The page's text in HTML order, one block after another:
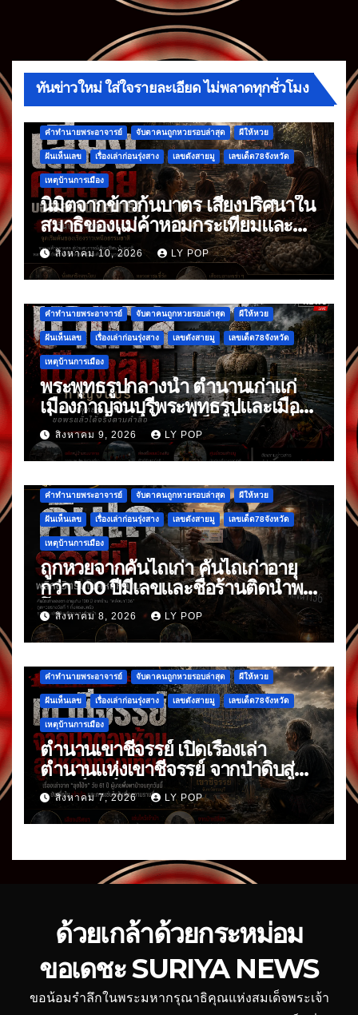
ทันข่าวใหม่ ใส่ใจรายละเอียด ไม่พลาดทุกชั่วโมง
คำทำนายพระอาจารย์ จับตาคนถูกหวยรอบล่าสุด ผีให้หวย
ฝันเห็นเลข เรื่องเล่าก่อนรุ่งสาง เลขดังสายมู เลขเด็ด78จังหวัด
เหตุบ้านการเมือง
นิมิตจากข้าวก้นบาตร เสียงปริศนาใน
สมาธิของแม่ค้าหอมกระเทียมและ
พริกแห้ง ที่มาหลังจากข้าวก้นบาตร
มื้อแรก
สิงหาคม 10, 2026 LY POP
คำทำนายพระอาจารย์ จับตาคนถูกหวยรอบล่าสุด ผีให้หวย
ฝันเห็นเลข เรื่องเล่าก่อนรุ่งสาง เลขดังสายมู เลขเด็ด78จังหวัด
เหตุบ้านการเมือง
พระพุทธรูปกลางน้ำ ตำนานเก่าแก่
เมืองกาญจนบุรีพระพุทธรูปและเมือง
ที่จมหายกลางน้ำ อันเป็นเรื่องเล่าที่สืบ
ต่อกันมา
สิงหาคม 9, 2026 LY POP
คำทำนายพระอาจารย์ จับตาคนถูกหวยรอบล่าสุด ผีให้หวย
ฝันเห็นเลข เรื่องเล่าก่อนรุ่งสาง เลขดังสายมู เลขเด็ด78จังหวัด
เหตุบ้านการเมือง
ถูกหวยจากคันไถเก่า คันไถเก่าอายุ
กว่า 100 ปีมีเลขและชื่อร้านติดนำพา
โชคสิงหาคม 8, 2026 LY POP
คำทำนายพระอาจารย์ จับตาคนถูกหวยรอบล่าสุด ผีให้หวย
ฝันเห็นเลข เรื่องเล่าก่อนรุ่งสาง เลขดังสายมู เลขเด็ด78จังหวัด
เหตุบ้านการเมือง
ตำนานเขาชีจรรย์ เปิดเรื่องเล่า
ตำนานแห่งเขาชีจรรย์ จากป่าดิบสู่
แลนด์มาร์กดัง
สิงหาคม 7, 2026 LY POP
ด้วยเกล้าด้วยกระหม่อม
ขอเดชะ SURIYA NEWS
ขอน้อมรำลึกในพระมหากรุณาธิคุณแห่งสมเด็จพระเจ้า